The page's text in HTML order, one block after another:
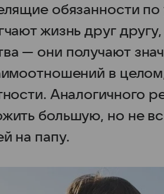
обязанности
жизнь друг
— они получают
в
Аналогичного
большую, но не
на папу.